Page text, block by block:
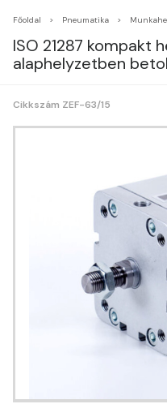
Főoldal Pneumatika
ISO 21287 kompakt
alaphelyzetben
Cikkszám ZEF-63/15